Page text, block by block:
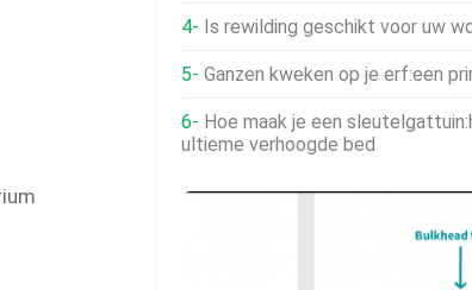
Is rewilding geschikt voor uw
Ganzen kweken op je erf:een
Hoe maak je een
ultieme verhoogde bed